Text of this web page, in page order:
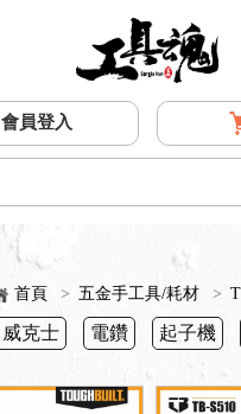
會員登入
首頁 > 五金手工具/耗材 >
威克士 電鑽 起子機